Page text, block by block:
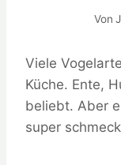
Von
Viele
Küche. Ente,
beliebt. Aber
super